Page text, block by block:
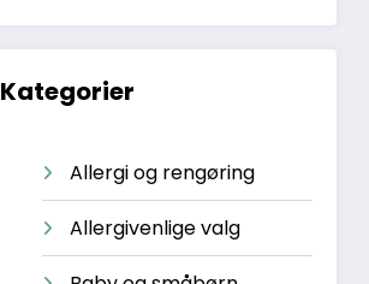
Kategorier
Allergi og rengøring
Allergivenlige valg